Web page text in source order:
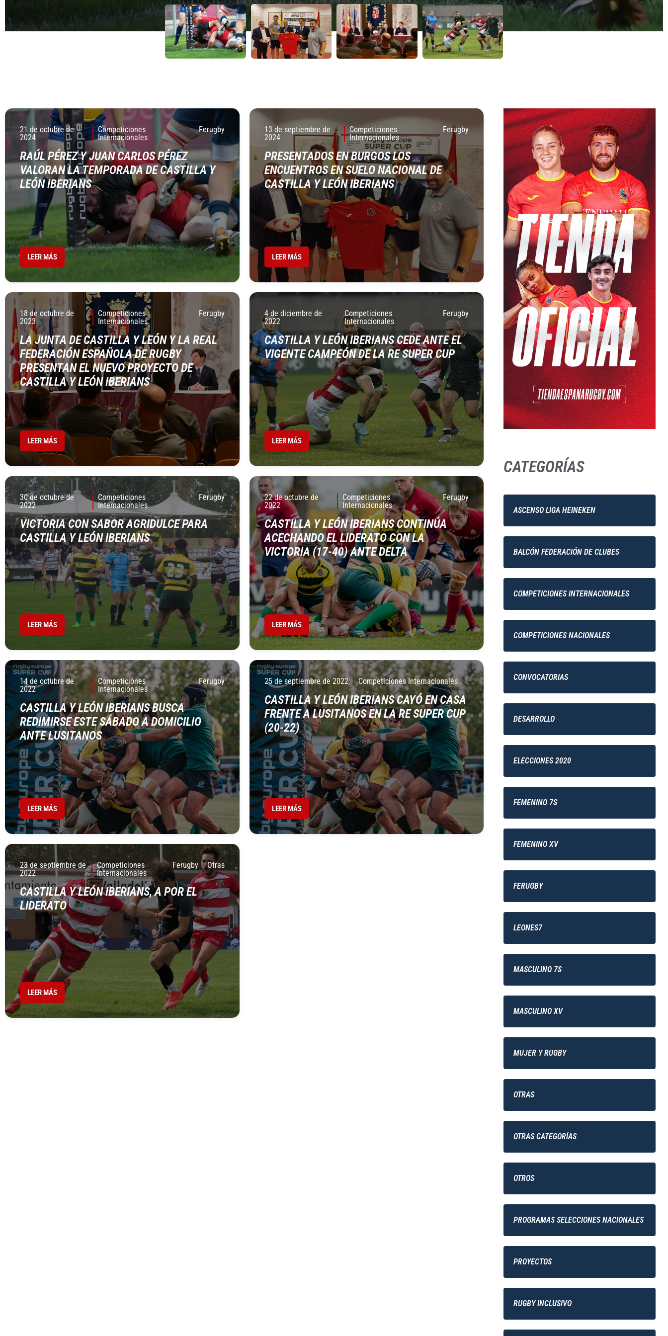
18 DE OCTUBRE DE 2023
18 DE OCTUBRE DE 2023
21 de octubre de
2024
Competiciones
Internacionales
Ferugby
RAÚL PÉREZ Y JUAN CARLOS PÉREZ
VALORAN LA TEMPORADA DE CASTILLA Y
LEÓN IBERIANS
LEER MÁS
13 de septiembre de
2024
Competiciones
Internacionales
Ferugby
PRESENTADOS EN BURGOS LOS
ENCUENTROS EN SUELO NACIONAL DE
CASTILLA Y LEÓN IBERIANS
LEER MÁS
18 de octubre de
2023
Competiciones
Internacionales
Ferugby
LA JUNTA DE CASTILLA Y LEÓN Y LA REAL
FEDERACIÓN ESPAÑOLA DE RUGBY
PRESENTAN EL NUEVO PROYECTO DE
CASTILLA Y LEÓN IBERIANS
LEER MÁS
4 de diciembre de
2022
Competiciones
Internacionales
Ferugby
CASTILLA Y LEÓN IBERIANS CEDE ANTE EL
VIGENTE CAMPEÓN DE LA RE SUPER CUP
LEER MÁS
30 de octubre de
2022
Competiciones
Internacionales
Ferugby
VICTORIA CON SABOR AGRIDULCE PARA
CASTILLA Y LEÓN IBERIANS
LEER MÁS
22 de octubre de
2022
Competiciones
Internacionales
Ferugby
CASTILLA Y LEÓN IBERIANS CONTINÚA
ACECHANDO EL LIDERATO CON LA
VICTORIA (17-40) ANTE DELTA
LEER MÁS
14 de octubre de
2022
Competiciones
Internacionales
Ferugby
CASTILLA Y LEÓN IBERIANS BUSCA
REDIMIRSE ESTE SÁBADO A DOMICILIO
ANTE LUSITANOS
LEER MÁS
25 de septiembre de 2022 Competiciones Internacionales
CASTILLA Y LEÓN IBERIANS CAYÓ EN CASA
FRENTE A LUSITANOS EN LA RE SUPER CUP
(20-22)
LEER MÁS
23 de septiembre de
2022
Competiciones
Internacionales
Ferugby Otras
CASTILLA Y LEÓN IBERIANS, A POR EL
LIDERATO
LEER MÁS
CATEGORÍAS
ASCENSO LIGA HEINEKEN
BALCÓN FEDERACIÓN DE CLUBES
COMPETICIONES INTERNACIONALES
COMPETICIONES NACIONALES
CONVOCATORIAS
DESARROLLO
ELECCIONES 2020
FEMENINO 7S
FEMENINO XV
FERUGBY
LEONES7
MASCULINO 7S
MASCULINO XV
MUJER Y RUGBY
OTRAS
OTRAS CATEGORÍAS
OTROS
PROGRAMAS SELECCIONES NACIONALES
PROYECTOS
RUGBY INCLUSIVO